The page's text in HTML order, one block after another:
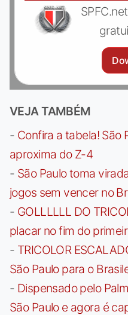
VEJA TAMBÉM
- Confira a tabela! São
aproxima do Z-4
- São Paulo toma
jogos sem vencer no
- GOLLLLLL DO
placar no fim do
- TRICOLOR
São Paulo para o
- Dispensado pelo
São Paulo e agora é